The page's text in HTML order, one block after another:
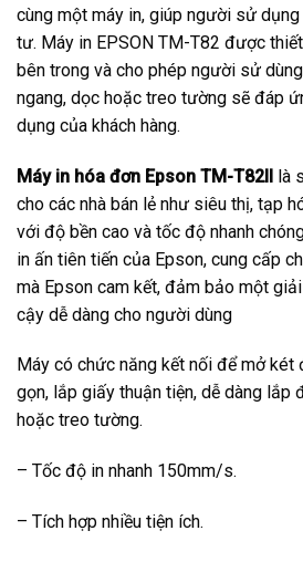
cùng một máy in, giúp người sử
tư. Máy in EPSON TM-T82 được
bên trong và cho phép người sử
ngang, dọc hoặc treo tường sẽ đáp
dụng của khách hàng.
Máy in hóa đơn Epson TM-T82II là
cho các nhà bán lẻ như siêu thị, tạp
với độ bền cao và tốc độ nhanh
in ấn tiên tiến của Epson, cung cấp
mà Epson cam kết, đảm bảo một
cậy dễ dàng cho người dùng
Máy có chức năng kết nối để mở két
gọn, lắp giấy thuận tiện, dễ dàng lắp
hoặc treo tường.
– Tốc độ in nhanh 150mm/s.
– Tích hợp nhiều tiện ích.